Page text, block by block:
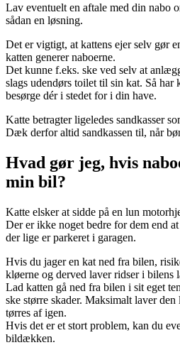
Lav eventuelt en aftale med din nabo
sådan en løsning.
Det er vigtigt, at kattens ejer selv gør
katten generer naboerne.
Det kunne f.eks. ske ved selv at
slags udendørs toilet til sin kat. Så har
besørge dér i stedet for i din have.
Katte betragter ligeledes sandkasser
Dæk derfor altid sandkassen til, når
Hvad gør jeg, hvis
min bil?
Katte elsker at sidde på en lun
Der er ikke noget bedre for dem end
der lige er parkeret i garagen.
Hvis du jager en kat ned fra bilen,
kløerne og derved laver ridser i bilens
Lad katten gå ned fra bilen i sit eget
ske større skader. Maksimalt laver
tørres af igen.
Hvis det er et stort problem, kan du
bildækken.